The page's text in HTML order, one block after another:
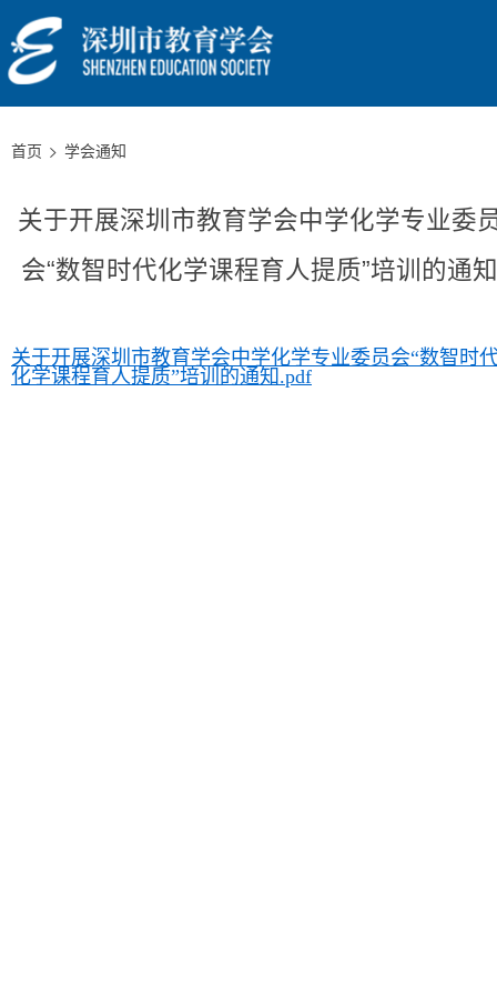
首页 学会通知
关于开展深圳市教育学会中学化学专业委
会“数智时代化学课程育人提质”培训的通知
关于开展深圳市教育学会中学化学专业委员会“数智时
化学课程育人提质”培训的通知.pdf